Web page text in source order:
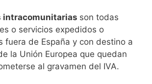
intracomunitarias son todas
o servicios expedidos o
fuera de España y con destino a
la Unión Europea que quedan
al gravamen del IVA.